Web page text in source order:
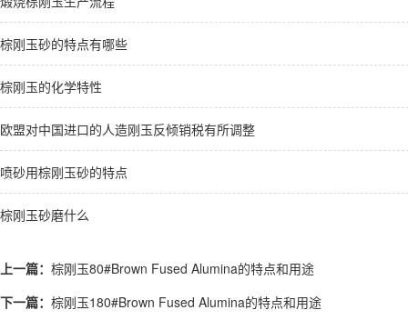
棕刚玉砂的特点有哪些
棕刚玉的化学特性
欧盟对中国进口的人造刚玉反倾销税有所调整
喷砂用棕刚玉砂的特点
棕刚玉砂磨什么
上一篇： 棕刚玉80#Brown Fused Alumina的特点和用途
下一篇： 棕刚玉180#Brown Fused Alumina的特点和用途